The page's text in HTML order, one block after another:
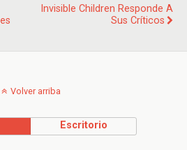
Invisible Children Responde A
Sus Críticos
Volver arriba
Escritorio